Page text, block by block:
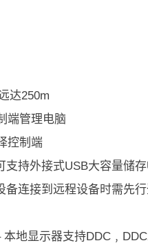
达250m
端管理电脑
控制端
持外接式USB大容量储
备连接到远程设备时需先
地显示器支持